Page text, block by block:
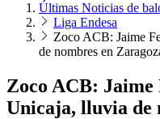
Últimas Noticias de
Liga Endesa
Zoco ACB: Jaime
de nombres en
Zoco ACB: Jaime
Unicaja, lluvia de